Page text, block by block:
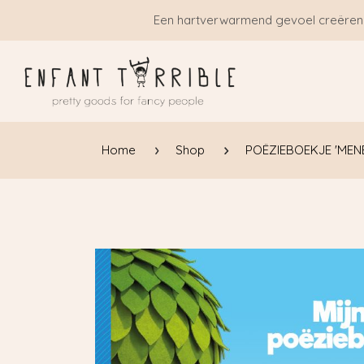
Een hartverwarmend gevoel creëren
Home Shop POËZIEBOEKJE